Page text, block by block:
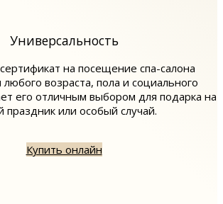
Универсальность
на посещение спа-салона
возраста, пола и социального
его отличным выбором для подарка на
праздник или особый случай.
Купить онлайн